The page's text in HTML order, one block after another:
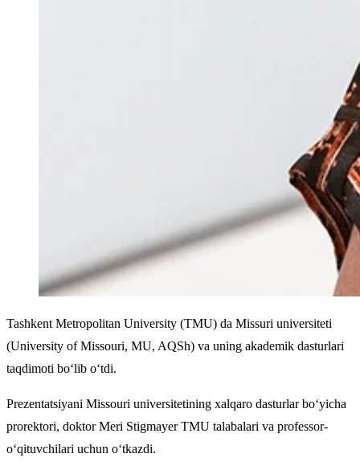
Tashkent Metropolitan University (TMU) da Missuri universiteti
(University of Missouri, MU, AQSh) va uning akademik dasturlari
taqdimoti bo‘lib o‘tdi.
Prezentatsiyani Missouri universitetining xalqaro dasturlar bo‘yicha
prorektori, doktor Meri Stigmayer TMU talabalari va professor-
o‘qituvchilari uchun o‘tkazdi.